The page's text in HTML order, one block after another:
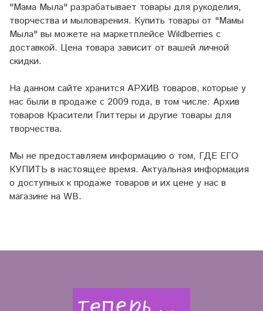
"Мама Мыла" разрабатывает товары для рукоделия,
творчества и мыловарения. Купить товары от "Мамы
Мыла" вы можете на маркетплейсе Wildberries с
доставкой. Цена товара зависит от вашей личной
скидки.
На данном сайте хранится АРХИВ товаров, которые у
нас были в продаже с 2009 года, в том числе: Архив
товаров Красители Глиттеры и другие товары для
творчества.
Мы не предоставляем информацию о том, ГДЕ ЕГО
КУПИТЬ в настоящее время. Актуальная информация
о доступных к продаже товаров и их цене у нас в
магазине на WB.